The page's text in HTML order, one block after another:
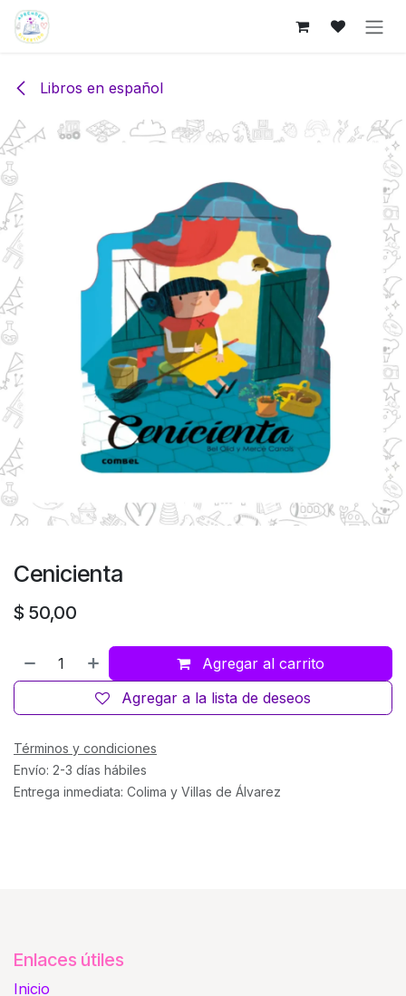
Ir al contenido
Libros en español
Cenicienta
$ 50,00
Agregar al carrito
Agregar a la lista de deseos
Términos y condiciones
Envío: 2-3 días hábiles
Entrega inmediata: Colima y Villas de Álvarez
Enlaces útiles
Inicio